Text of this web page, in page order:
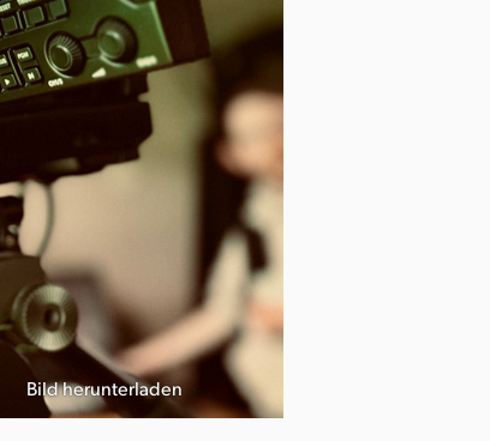
Bild herunterladen